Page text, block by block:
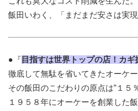
飯田いわく、「まだまだ安さは実現
●『 目指すは世界トップの店！カギ
徹底して無駄を省いてきたオーケー
その飯田のこだわりの原点は”１５
１９５８年にオーケーを創業した飯